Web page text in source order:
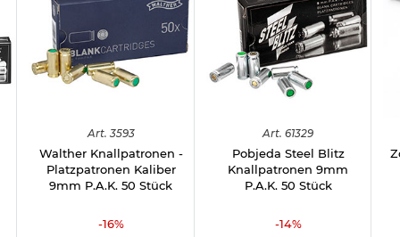
Art. 3593
Walther Knallpatronen -
Platzpatronen Kaliber
9mm P.A.K. 50 Stück
-16%
Art. 61329
Pobjeda Steel Blitz
Knallpatronen 9mm
P.A.K. 50 Stück
-14%